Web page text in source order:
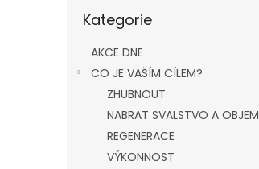
kategorie
Kategorie
AKCE DNE
CO JE VAŠÍM CÍLEM?
ZHUBNOUT
NABRAT SVALSTVO A OBJEM
REGENERACE
VÝKONNOST